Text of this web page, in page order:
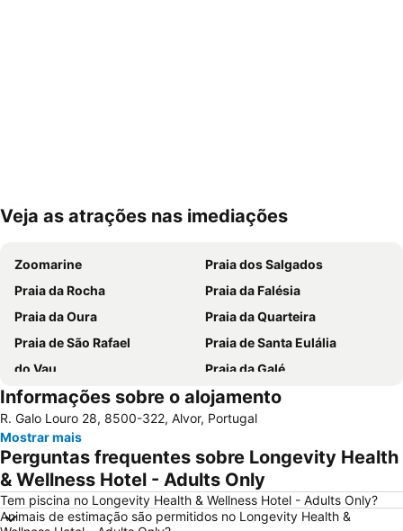
Ampliar mapa
Veja as atrações nas imediações
Zoomarine
Praia dos Salgados
Praia da Rocha
Praia da Falésia
Praia da Oura
Praia da Quarteira
Praia de São Rafael
Praia de Santa Eulália
do Vau
Praia da Galé
slide & splash
Praia dos Pescadores
Autodrómo Internacional Algarve
Vilamoura Marina
Carvalhal
Balaia Golf Village
de Armação de Pera
Meia Praia
Aldeia das Açoteias
Praia da Zambujeira do Mar
Praia de Odeceixe
Montechoro
Informações sobre o alojamento
R. Galo Louro 28, 8500-322, Alvor, Portugal
Mostrar mais
Perguntas frequentes sobre Longevity Health
& Wellness Hotel - Adults Only
Tem piscina no Longevity Health & Wellness Hotel - Adults Only?
Animais de estimação são permitidos no Longevity Health &